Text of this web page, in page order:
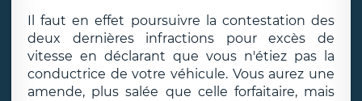
Il faut en effet poursuivre la contestation des
deux dernières infractions pour excès de
vitesse en déclarant que vous n'étiez pas la
conductrice de votre véhicule. Vous aurez une
amende, plus salée que celle forfaitaire, mais